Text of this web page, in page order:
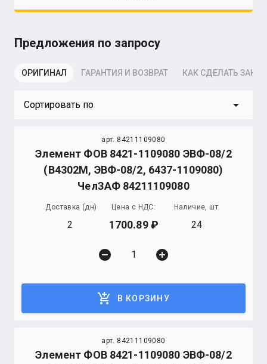
Предложения по запросу
ОРИГИНАЛ ГАРАНТИЯ И ВОЗВРАТ КАК СДЕЛАТЬ
Сортировать по arrow_drop_down
арт. 84211109080
Элемент ФОВ 8421-1109080 ЭВФ-08/2
(В4302М, ЭВФ-08/2, 6437-1109080)
ЧелЗАФ 84211109080
Доставка (дн)
2
Цена с НДС:
1700.89
Наличие, шт.
24
remove_circle add_circle
add_shopping_cart В КОРЗИНУ
арт. 84211109080
Элемент ФОВ 8421-1109080 ЭВФ-08/2